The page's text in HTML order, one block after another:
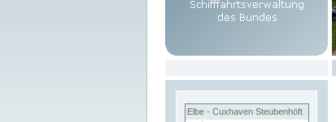
Elbe - Cuxhaven Steubenhöft